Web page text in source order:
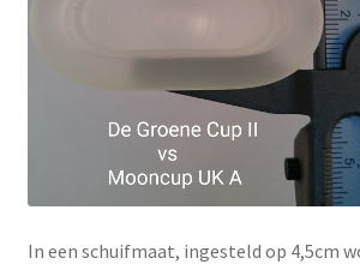
In een schuifmaat, ingesteld op 4,5cm